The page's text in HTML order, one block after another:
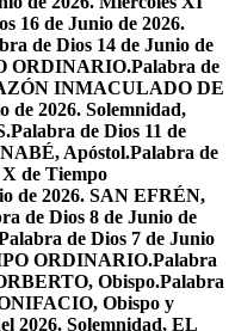
16 de Junio de 2026.
de Dios 14 de Junio de
ORDINARIO.Palabra de
INMACULADO DE
de 2026. Solemnidad,
Palabra de Dios 11 de
Apóstol.Palabra de
X de Tiempo
de 2026. SAN EFRÉN,
de Dios 8 de Junio de
de Dios 7 de Junio
ORDINARIO.Palabra
Obispo.Palabra
Obispo y
2026. Solemnidad, EL